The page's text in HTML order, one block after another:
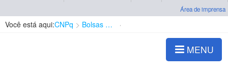
Área de imprensa
Você está aqui:CNPq Bolsas e Auxílios Vigentes
MENU